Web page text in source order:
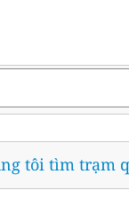
tôi tìm trạm